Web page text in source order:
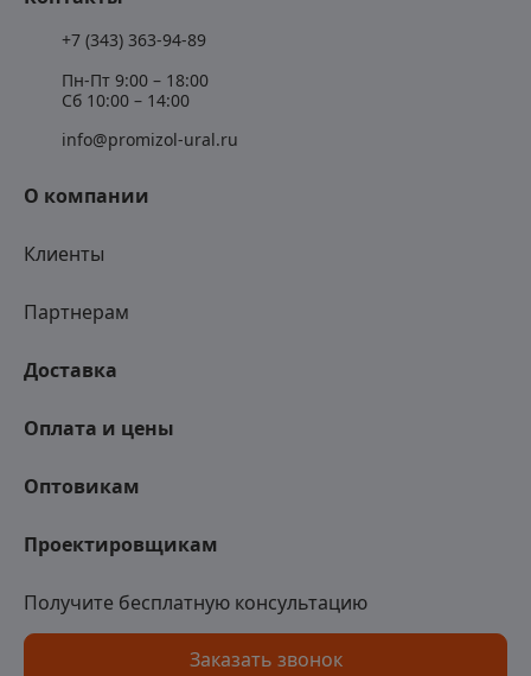
Получите бесплатную консультацию
Заказать звонок
О компании
Клиенты
Партнерам
Доставка
Оплата и цены
Оптовикам
Проектировщикам
+7 (343) 363-94-89
Пн-Пт 9:00 – 18:00
Сб 10:00 – 14:00
info@promizol-ural.ru